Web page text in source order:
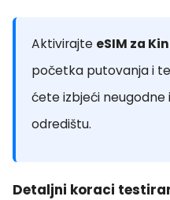
Aktivirajte eSIM za
početka putovanja i
ćete izbjeći neugodne
odredištu.
Detaljni koraci